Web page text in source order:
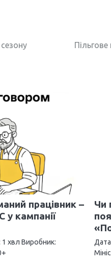
працівник –
кампанії
1 хвл Виробник:
Чи